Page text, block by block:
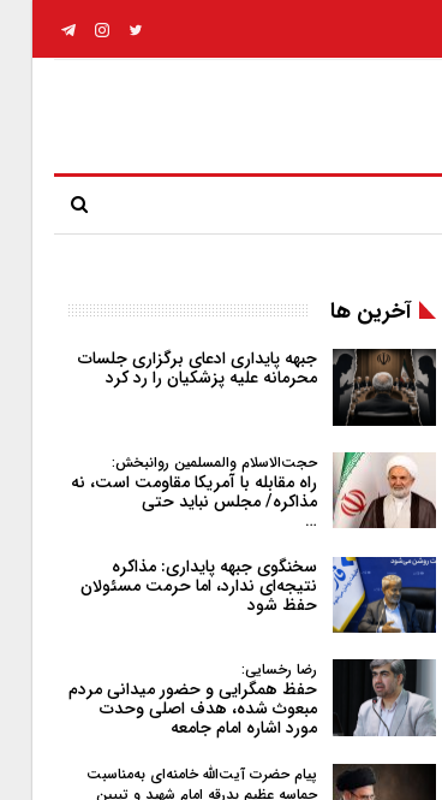
آخرین ها
جبهه پایداری ادعای برگزاری جلسات
محرمانه علیه پزشکیان را رد کرد
حجت‌الاسلام والمسلمین روانبخش:
راه مقابله با آمریکا مقاومت است، نه
مذاکره/ مجلس نباید حتی
…
سخنگوی جبهه پایداری: مذاکره
نتیجه‌ای ندارد، اما حرمت مسئولان
حفظ شود
رضا رخسایی:
حفظ همگرایی و حضور میدانی مردم
مبعوث شده، هدف اصلی وحدت
مورد اشاره امام جامعه
پیام حضرت آیت‌الله خامنه‌ای به‌مناسبت
حماسه عظیم بدرقه امام شهید و تبیین